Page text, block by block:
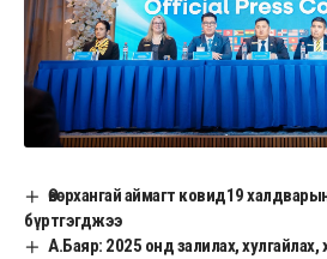
Өвөрхангай аймагт ковид19
бүртгэгджээ
А.Баяр: 2025 онд залилах,